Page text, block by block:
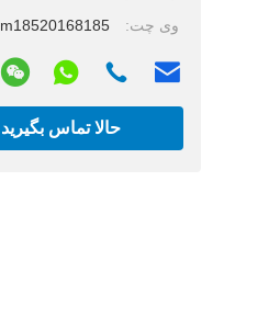
وی چت: m18520168185
حالا تماس بگیرید